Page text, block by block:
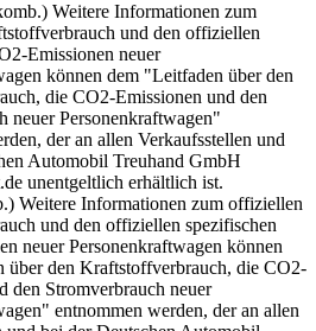
Weitere Informationen zum
und den offiziellen
Emissionen neuer
können dem "Leitfaden über den
die CO2-Emissionen und den
neuer Personenkraftwagen"
der an allen Verkaufsstellen und
Automobil Treuhand GmbH
unentgeltlich erhältlich ist.
Weitere Informationen zum offiziellen
und den offiziellen spezifischen
neuer Personenkraftwagen können
über den Kraftstoffverbrauch, die CO2-
den Stromverbrauch neuer
entnommen werden, der an allen